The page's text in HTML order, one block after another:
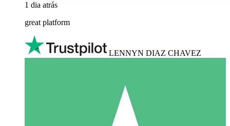
1 dia atrás
great platform
LENNYN DIAZ CHAVEZ